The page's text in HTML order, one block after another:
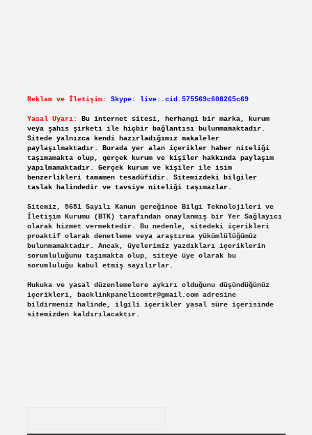
Reklam ve İletişim: Skype: live:.cid.575569c608265c69
Yasal Uyarı:
Bu internet sitesi, herhangi bir marka, kurum
veya şahıs şirketi ile hiçbir bağlantısı bulunmamaktadır.
Sitede yalnızca kendi hazırladığımız makaleler
paylaşılmaktadır. Burada yer alan içerikler haber niteliği
taşımamakta olup, gerçek kurum ve kişiler hakkında paylaşım
yapılmamaktadır. Gerçek kurum ve kişiler ile isim
benzerlikleri tamamen tesadüfidir. Sitemizdeki bilgiler
taslak halindedir ve tavsiye niteliği taşımazlar.
Sitemiz, 5651 Sayılı Kanun gereğince Bilgi Teknolojileri ve
İletişim Kurumu (BTK) tarafından onaylanmış bir Yer Sağlayıcı
olarak hizmet vermektedir. Bu nedenle, sitedeki içerikleri
proaktif olarak denetleme veya araştırma yükümlülüğümüz
bulunmamaktadır. Ancak, üyelerimiz yazdıkları içeriklerin
sorumluluğunu taşımakta olup, siteye üye olarak bu
sorumluluğu kabul etmiş sayılırlar.
Hukuka ve yasal düzenlemelere aykırı olduğunu düşündüğünüz
içerikleri, backlinkpanelicomtr@gmail.comadresine
bildirmeniz halinde, ilgili içerikler yasal süre içerisinde
sitemizden kaldırılacaktır.